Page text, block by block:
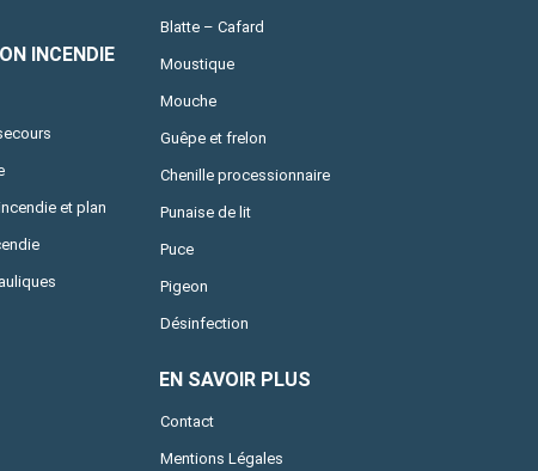
INCENDIE
et plan
Blatte – Cafard
Moustique
Mouche
Guêpe et frelon
Chenille processionnaire
Punaise de lit
Puce
Pigeon
Désinfection
EN SAVOIR PLUS
Contact
Mentions Légales